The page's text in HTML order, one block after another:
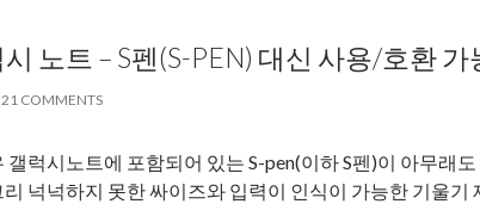
노트 – S펜(S-PEN) 대신 사용/호환 가
21 COMMENTS
갤럭시노트에 포함되어 있는 S-pen(이하 S펜)이 아무래
넉넉하지 못한 싸이즈와 입력이 인식이 가능한 기울기